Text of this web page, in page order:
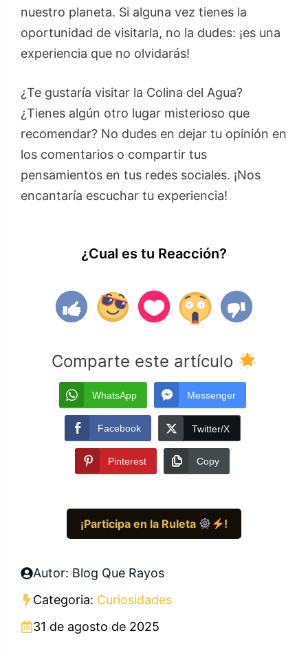
nuestro planeta. Si alguna vez tienes la
oportunidad de visitarla, no la dudes: ¡es una
experiencia que no olvidarás!
¿Te gustaría visitar la Colina del Agua?
¿Tienes algún otro lugar misterioso que
recomendar? No dudes en dejar tu opinión en
los comentarios o compartir tus
pensamientos en tus redes sociales. ¡Nos
encantaría escuchar tu experiencia!
¿Cual es tu Reacción?
Comparte este artículo
WhatsApp Messenger
Facebook Twitter/X
Pinterest Copy
¡Participa en la Ruleta !
Autor: Blog Que Rayos
Categoria: Curiosidades
31 de agosto de 2025